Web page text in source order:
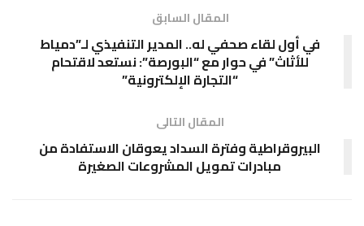
المقال السابق
في أول لقاء صحفي له.. المدير التنفيذي لـ”دمياط
للأثاث” في حوار مع “البورصة”: نستعد لاقتحام
“التجارة الإلكترونية”
المقال التالى
البيروقراطية وفترة السداد يعوقان الاستفادة من
مبادرات تمويل المشروعات الصغيرة